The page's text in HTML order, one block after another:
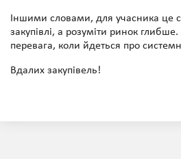
Іншими словами, для учасника це
закупівлі, а розуміти ринок
перевага, коли йдеться про
Вдалих закупівель!